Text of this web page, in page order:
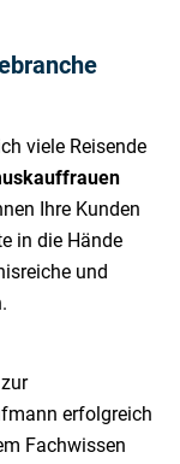
viele Reisende
Ihre Kunden
in die Hände
und
erfolgreich
Fachwissen